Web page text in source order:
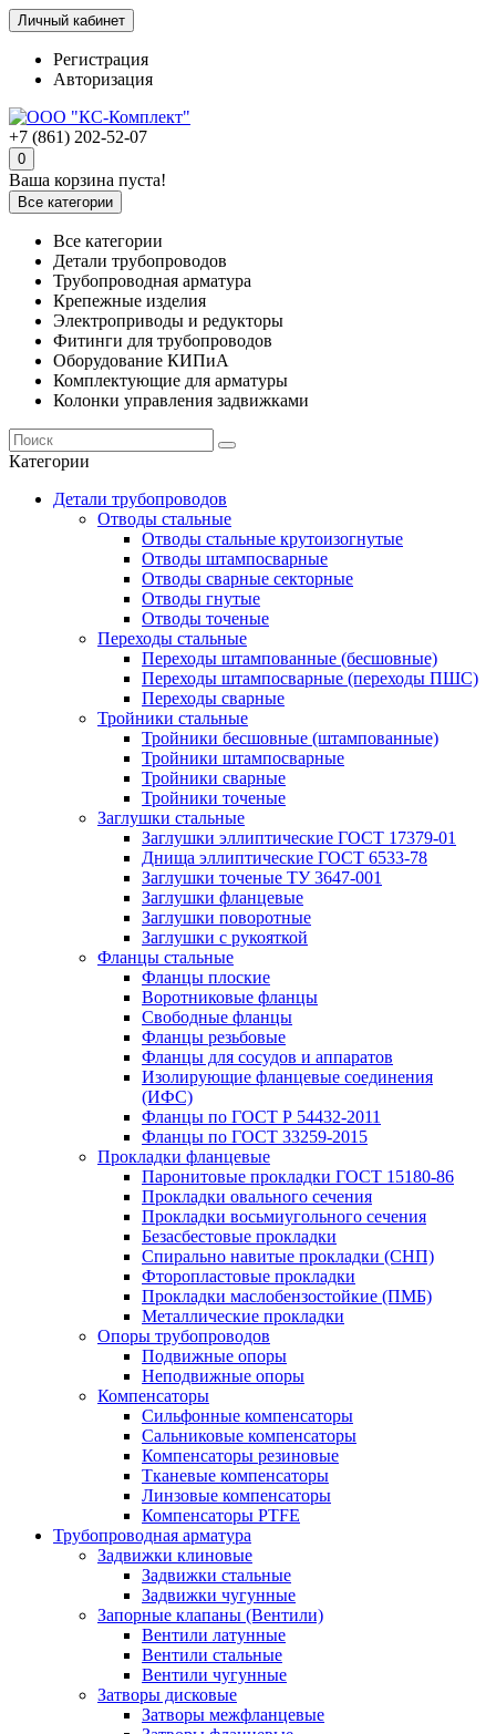
Личный кабинет
Регистрация
Авторизация
+7 (861) 202-52-07
0
Ваша корзина пуста!
Все категории
Все категории
Детали трубопроводов
Трубопроводная арматура
Крепежные изделия
Электроприводы и редукторы
Фитинги для трубопроводов
Оборудование КИПиА
Комплектующие для арматуры
Колонки управления задвижками
Категории
Детали трубопроводов
Отводы стальные
Отводы стальные крутоизогнутые
Отводы штампосварные
Отводы сварные секторные
Отводы гнутые
Отводы точеные
Переходы стальные
Переходы штампованные (бесшовные)
Переходы штампосварные (переходы ПШС)
Переходы сварные
Тройники стальные
Тройники бесшовные (штампованные)
Тройники штампосварные
Тройники сварные
Тройники точеные
Заглушки стальные
Заглушки эллиптические ГОСТ 17379-01
Днища эллиптические ГОСТ 6533-78
Заглушки точеные ТУ 3647-001
Заглушки фланцевые
Заглушки поворотные
Заглушки с рукояткой
Фланцы стальные
Фланцы плоские
Воротниковые фланцы
Свободные фланцы
Фланцы резьбовые
Фланцы для сосудов и аппаратов
Изолирующие фланцевые соединения
(ИФС)
Фланцы по ГОСТ Р 54432-2011
Фланцы по ГОСТ 33259-2015
Прокладки фланцевые
Паронитовые прокладки ГОСТ 15180-86
Прокладки овального сечения
Прокладки восьмиугольного сечения
Безасбестовые прокладки
Спирально навитые прокладки (СНП)
Фторопластовые прокладки
Прокладки маслобензостойкие (ПМБ)
Металлические прокладки
Опоры трубопроводов
Подвижные опоры
Неподвижные опоры
Компенсаторы
Сильфонные компенсаторы
Сальниковые компенсаторы
Компенсаторы резиновые
Тканевые компенсаторы
Линзовые компенсаторы
Компенсаторы PTFE
Трубопроводная арматура
Задвижки клиновые
Задвижки стальные
Задвижки чугунные
Запорные клапаны (Вентили)
Вентили латунные
Вентили стальные
Вентили чугунные
Затворы дисковые
Затворы межфланцевые